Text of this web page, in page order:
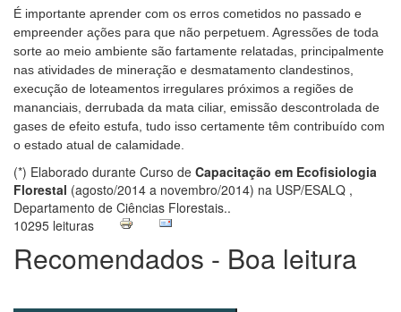
É importante aprender com os erros cometidos no passado e
empreender ações para que não perpetuem. Agressões de toda
sorte ao meio ambiente são fartamente relatadas, principalmente
nas atividades de mineração e desmatamento clandestinos,
execução de loteamentos irregulares próximos a regiões de
mananciais, derrubada da mata ciliar, emissão descontrolada de
gases de efeito estufa, tudo isso certamente têm contribuído com
o estado atual de calamidade.
(*) Elaborado durante Curso de Capacitação em Ecofisiologia
Florestal (agosto/2014 a novembro/2014) na USP/ESALQ ,
Departamento de Ciências Florestais..
10295 leituras
Recomendados - Boa leitura